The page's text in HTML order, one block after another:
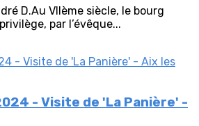
D.Au VIIème siècle, le bourg
par l’évêque...
- Visite de 'La Panière' -